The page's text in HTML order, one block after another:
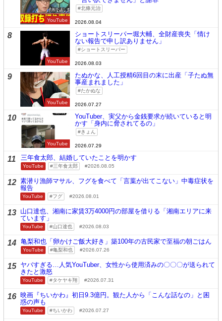
YouTube
北條元治
2026.08.04
8
YouTube
ショートスリーパー堀大輔、全財産喪失「情け
ない報告で申し訳ありません」
ショートスリーパー
2026.08.03
9
YouTube
たぬかな、人工授精6回目の末に出産「子たぬ無
事産まれました」
たかぬな
2026.07.27
10
YouTube
YouTuber、実父から金銭要求が続いていると明
かす「身内に脅されてるの」
きょん
2026.07.29
11 三年食太郎、結婚していたことを明かす
YouTube 三年食太郎 2026.08.05
12 素潜り漁師マサル、フグを食べて「言葉が出てこない」中毒症状を
報告
YouTube フグ 2026.08.01
13 山口達也、湘南に家賃3万4000円の部屋を借りる「湘南エリアに来
ています」
YouTube 山口達也 2026.08.03
14 亀梨和也「卵かけご飯大好き」築100年の古民家で至福の朝ごはん
YouTube 亀梨和也 2026.07.26
15 ヤバすぎる…人気YouTuber、女性から使用済みの〇〇〇が送られて
きたと激怒
YouTube タケヤキ翔 2026.07.31
16 映画『ちいかわ』初日9.3億円。観た人から「こんな話なの」と困
惑の声も
YouTube ちいかわ 2026.07.27